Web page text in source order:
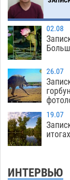
02.08
26.07
19.07
ИНТЕРВЬЮ